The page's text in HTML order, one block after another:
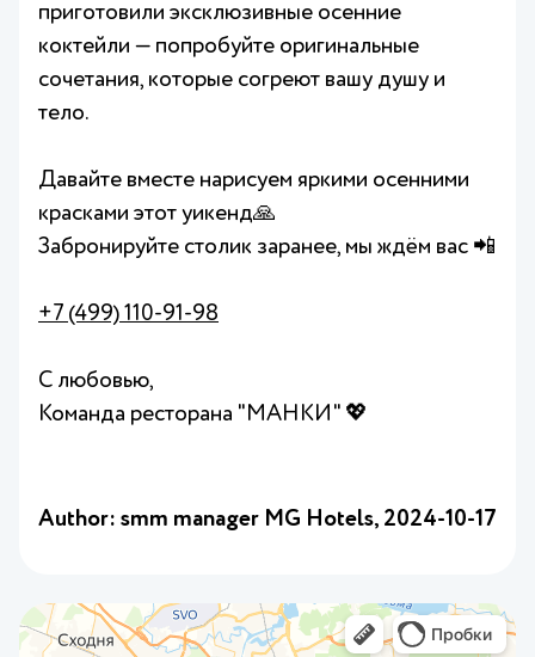
приготовили эксклюзивные осенние
коктейли — попробуйте оригинальные
сочетания, которые согреют вашу душу и
тело.
Давайте вместе нарисуем яркими осенними
красками этот уикенд🙏
Забронируйте столик заранее, мы ждём вас 📲
+7 (499) 110-91-98
С любовью,
Команда ресторана "МАНКИ" 💖
Author: smm manager MG Hotels, 2024-10-17